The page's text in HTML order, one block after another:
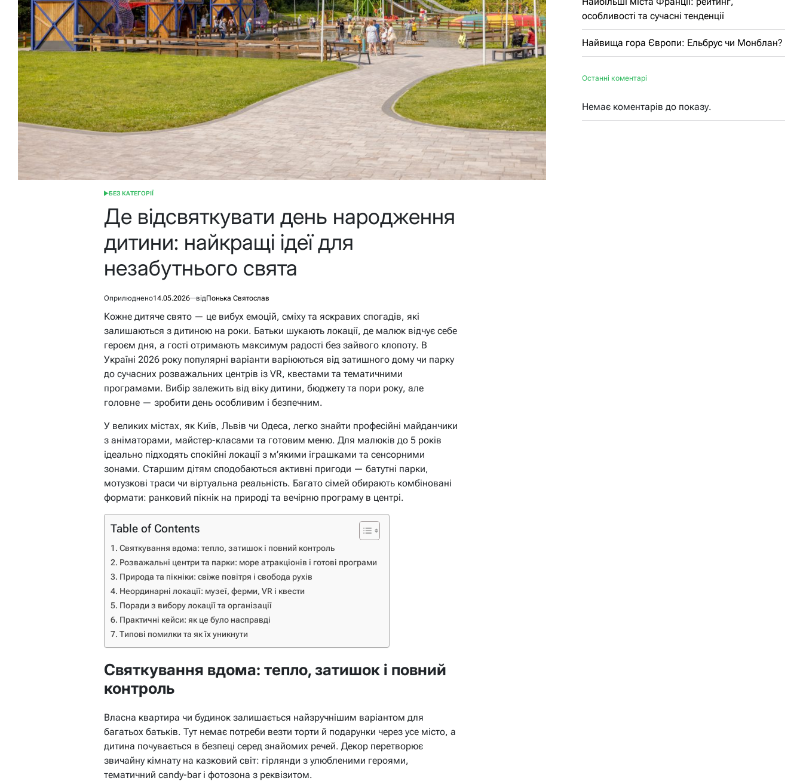
ОПУБЛІКУВАТИ
БЕЗ КАТЕГОРІЇ
Де відсвяткувати день народження
дитини: найкращі ідеї для
незабутнього свята
Оприлюднено14.05.2026 відПонька Святослав
Кожне дитяче свято — це вибух емоцій, сміху та яскравих спогадів, які
залишаються з дитиною на роки. Батьки шукають локації, де малюк відчує себе
героєм дня, а гості отримають максимум радості без зайвого клопоту. В
Україні 2026 року популярні варіанти варіюються від затишного дому чи парку
до сучасних розважальних центрів із VR, квестами та тематичними
програмами. Вибір залежить від віку дитини, бюджету та пори року, але
головне — зробити день особливим і безпечним.
У великих містах, як Київ, Львів чи Одеса, легко знайти професійні майданчики
з аніматорами, майстер-класами та готовим меню. Для малюків до 5 років
ідеально підходять спокійні локації з м’якими іграшками та сенсорними
зонами. Старшим дітям сподобаються активні пригоди — батутні парки,
мотузкові траси чи віртуальна реальність. Багато сімей обирають комбіновані
формати: ранковий пікнік на природі та вечірню програму в центрі.
Table of Contents
Святкування вдома: тепло, затишок і повний контроль
Розважальні центри та парки: море атракціонів і готові програми
Природа та пікніки: свіже повітря і свобода рухів
Неординарні локації: музеї, ферми, VR і квести
Поради з вибору локації та організації
Практичні кейси: як це було насправді
Типові помилки та як їх уникнути
Святкування вдома: тепло, затишок і повний
контроль
Власна квартира чи будинок залишається найзручнішим варіантом для
багатьох батьків. Тут немає потреби везти торти й подарунки через усе місто, а
дитина почувається в безпеці серед знайомих речей. Декор перетворює
звичайну кімнату на казковий світ: гірлянди з улюбленими героями,
тематичний candy-bar і фотозона з реквізитом.
особливості та сучасні тенденції
Найвища гора Європи: Ельбрус чи Монблан?
Останні коментарі
Немає коментарів до показу.